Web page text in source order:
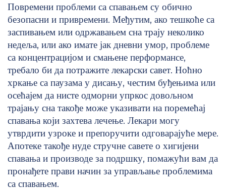
Повремени проблеми са спавањем су обично
безопасни и привремени. Међутим, ако тешкоће са
заспивањем или одржавањем сна трају неколико
недеља, или ако имате јак дневни умор, проблеме
са концентрацијом и смањене перформансе,
требало би да потражите лекарски савет. Ноћно
хркање са паузама у дисању, честим буђењима или
осећајем да нисте одморни упркос довољном
трајању сна такође може указивати на поремећај
спавања који захтева лечење. Лекари могу
утврдити узроке и препоручити одговарајуће мере.
Апотеке такође нуде стручне савете о хигијени
спавања и производе за подршку, помажући вам да
пронађете прави начин за управљање проблемима
са спавањем.